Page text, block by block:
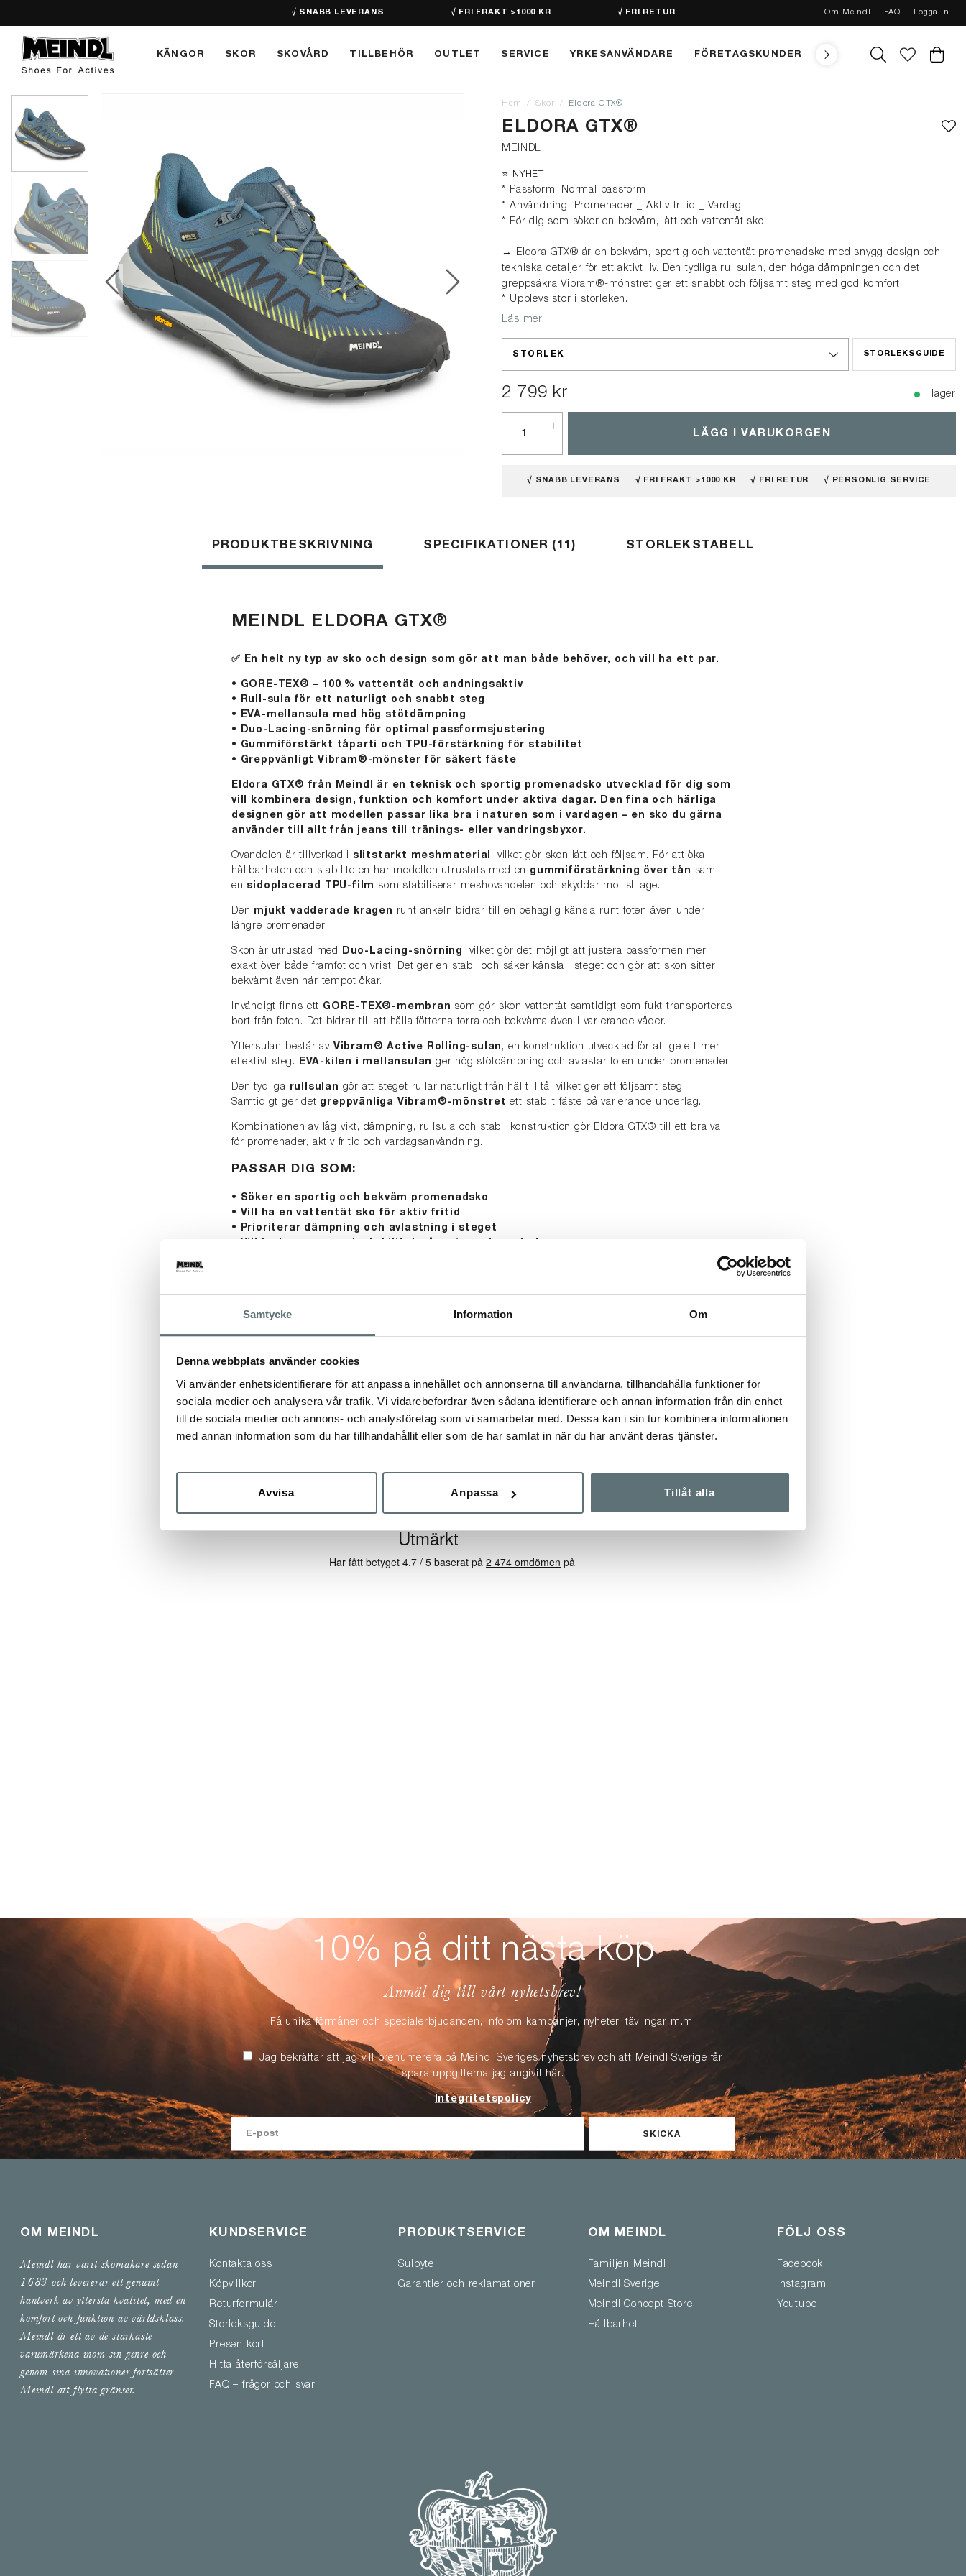
Samtycke Information Om
Denna webbplats använder cookies
Vi använder enhetsidentifierare för att anpassa innehållet och annonserna till användarna, tillhandahålla funktioner för
sociala medier och analysera vår trafik. Vi vidarebefordrar även sådana identifierare och annan information från din enhet
till de sociala medier och annons- och analysföretag som vi samarbetar med. Dessa kan i sin tur kombinera informationen
med annan information som du har tillhandahållit eller som de har samlat in när du har använt deras tjänster.
Avvisa Anpassa Tillåt alla
√ SNABB LEVERANS √ FRI FRAKT >1000 KR √ FRI RETUR Om Meindl FAQ Logga in
KÄNGOR SKOR SKOVÅRD TILLBEHÖR OUTLET SERVICE YRKESANVÄNDARE FÖRETAGSKUNDER TEKNIK MEINDL
Hem Skor Eldora GTX®
ELDORA GTX®
MEINDL
⭐️ NYHET
* Passform: Normal passform
* Användning: Promenader _ Aktiv fritid _ Vardag
* För dig som söker en bekväm, lätt och vattentät sko.
→ Eldora GTX® är en bekväm, sportig och vattentät promenadsko med snygg design och
tekniska detaljer för ett aktivt liv. Den tydliga rullsulan, den höga dämpningen och det
greppsäkra Vibram®-mönstret ger ett snabbt och följsamt steg med god komfort.
* Upplevs stor i storleken.
Läs mer
STORLEKSGUIDE
STORLEK
2 799 kr I lager
LÄGG I VARUKORGEN
√ SNABB LEVERANS √ FRI FRAKT >1000 KR √ FRI RETUR √ PERSONLIG SERVICE
PRODUKTBESKRIVNING SPECIFIKATIONER 11 STORLEKSTABELL
MEINDL ELDORA GTX®
✅ En helt ny typ av sko och design som gör att man både behöver, och vill ha ett par.
• GORE-TEX® – 100 % vattentät och andningsaktiv
• Rull-sula för ett naturligt och snabbt steg
• EVA-mellansula med hög stötdämpning
• Duo-Lacing-snörning för optimal passformsjustering
• Gummiförstärkt tåparti och TPU-förstärkning för stabilitet
• Greppvänligt Vibram®-mönster för säkert fäste
Eldora GTX® från Meindl är en teknisk och sportig promenadsko utvecklad för dig som
vill kombinera design, funktion och komfort under aktiva dagar. Den fina och härliga
designen gör att modellen passar lika bra i naturen som i vardagen – en sko du gärna
använder till allt från jeans till tränings- eller vandringsbyxor.
Ovandelen är tillverkad i slitstarkt meshmaterial , vilket gör skon lätt och följsam. För att öka
hållbarheten och stabiliteten har modellen utrustats med en gummiförstärkning över tån samt
en sidoplacerad TPU-film som stabiliserar meshovandelen och skyddar mot slitage.
Den mjukt vadderade kragen runt ankeln bidrar till en behaglig känsla runt foten även under
längre promenader.
Skon är utrustad med Duo-Lacing-snörning , vilket gör det möjligt att justera passformen mer
exakt över både framfot och vrist. Det ger en stabil och säker känsla i steget och gör att skon sitter
bekvämt även när tempot ökar.
Invändigt finns ett GORE-TEX®-membran som gör skon vattentät samtidigt som fukt transporteras
bort från foten. Det bidrar till att hålla fötterna torra och bekväma även i varierande väder.
Yttersulan består av Vibram® Active Rolling-sulan , en konstruktion utvecklad för att ge ett mer
effektivt steg. EVA-kilen i mellansulan ger hög stötdämpning och avlastar foten under promenader.
Den tydliga rullsulan gör att steget rullar naturligt från häl till tå, vilket ger ett följsamt steg.
Samtidigt ger det greppvänliga Vibram®-mönstret ett stabilt fäste på varierande underlag.
Kombinationen av låg vikt, dämpning, rullsula och stabil konstruktion gör Eldora GTX® till ett bra val
för promenader, aktiv fritid och vardagsanvändning.
PASSAR DIG SOM:
• Söker en sportig och bekväm promenadsko
• Vill ha en vattentät sko för aktiv fritid
• Prioriterar dämpning och avlastning i steget
livslängden. Skorna bör impregneras med
Meindl Wet Proof
för att skydda mot väta och smuts, och
dina skor.
10% på ditt nästa köp
Anmäl dig till vårt nyhetsbrev!
Få unika förmåner och specialerbjudanden, info om kampanjer, nyheter, tävlingar m.m.
Jag bekräftar att jag vill prenumerera på Meindl Sveriges nyhetsbrev och att Meindl Sverige får
spara uppgifterna jag angivit här.
Integritetspolicy
SKICKA
OM MEINDL
Meindl har varit skomakare sedan
1683 och levererar ett genuint
hantverk av yttersta kvalitet, med en
komfort och funktion av världsklass.
Meindl är ett av de starkaste
varumärkena inom sin genre och
genom sina innovationer fortsätter
Meindl att flytta gränser.
KUNDSERVICE
Kontakta oss
Köpvillkor
Returformulär
Storleksguide
Presentkort
Hitta återförsäljare
FAQ – frågor och svar
PRODUKTSERVICE
Sulbyte
Garantier och reklamationer
OM MEINDL
Familjen Meindl
Meindl Sverige
Meindl Concept Store
Hållbarhet
FÖLJ OSS
Facebook
Instagram
Youtube